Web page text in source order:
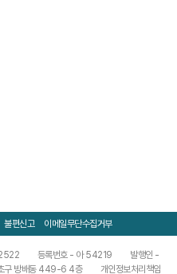
불편신고 이메일무단수집거부
등록번호 - 아 54219
발행인 -
구 방배동 449-6 4층 개인정보처리책임